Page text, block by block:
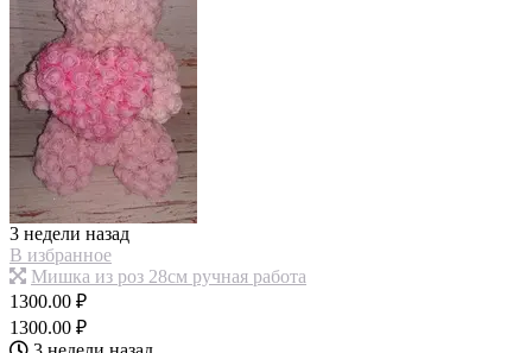
3 недели назад
В избранное
Мишка из роз 28см ручная работа
1300.00 ₽
1300.00 ₽